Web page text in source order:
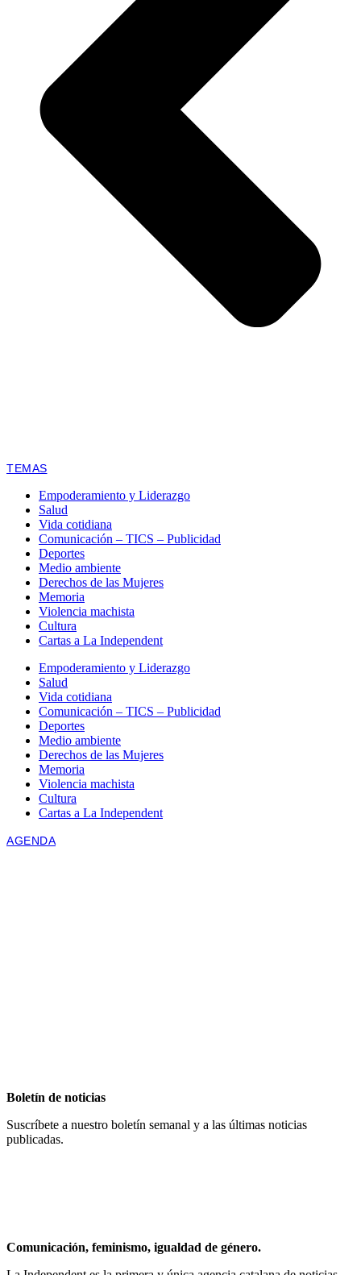
TEMAS
Empoderamiento y Liderazgo
Salud
Vida cotidiana
Comunicación – TICS – Publicidad
Deportes
Medio ambiente
Derechos de las Mujeres
Memoria
Violencia machista
Cultura
Cartas a La Independent
Empoderamiento y Liderazgo
Salud
Vida cotidiana
Comunicación – TICS – Publicidad
Deportes
Medio ambiente
Derechos de las Mujeres
Memoria
Violencia machista
Cultura
Cartas a La Independent
AGENDA
Boletín de noticias
Suscríbete a nuestro boletín semanal y a las últimas noticias
publicadas.
Comunicación, feminismo, igualdad de género.